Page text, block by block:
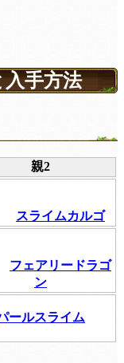
手方法
親2
スライムカルゴ
フェアリードラゴ
ン
ールスライム